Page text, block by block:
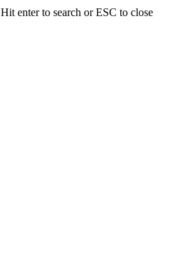
Hit enter to search or ESC to close